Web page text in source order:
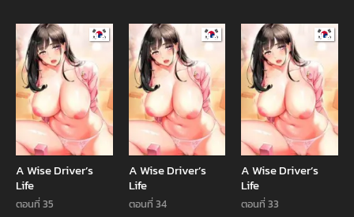
Manhwa
A Wise Driver’s
Life
ตอนที่ 35
Manhwa
A Wise Driver’s
Life
ตอนที่ 34
A Wise Driver’s
Life
ตอนที่ 33